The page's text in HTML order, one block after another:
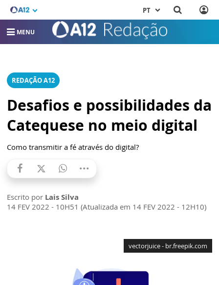
PT
MENU
REDAÇÃO A12
Desafios e possibilidades da
Catequese no meio digital
Como transmitir a fé através do digital?
Escrito por Lais Silva
14 FEV 2022 - 10H51 (Atualizada em 14 FEV 2022 - 12H10)
vectorjuice - br.freepik.com